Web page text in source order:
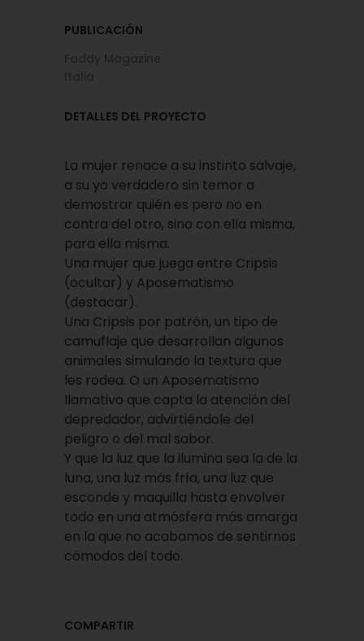
PUBLICACIÓN
DETALLES DEL PROYECTO
La mujer renace a su instinto salvaje,
a su yo verdadero sin temor a
demostrar quién es pero no en
contra del otro, sino con ella misma,
para ella misma.
Una mujer que juega entre Cripsis
(ocultar) y Aposematismo
(destacar).
Una Cripsis por patrón, un tipo de
camuflaje que desarrollan algunos
animales simulando la textura que
les rodea. O un Aposematismo
llamativo que capta la atención del
depredador, advirtiéndole del
peligro o del mal sabor.
Y que la luz que la ilumina sea la de la
luna, una luz más fría, una luz que
esconde y maquilla hasta envolver
todo en una atmósfera más amarga
en la que no acabamos de sentirnos
cómodos del todo.
COMPARTIR